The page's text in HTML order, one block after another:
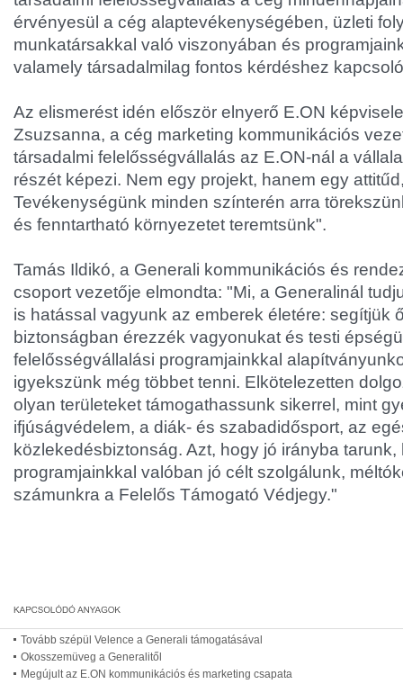
érvényesül a cég alaptevékenységében, üzleti
munkatársakkal való viszonyában és
valamely társadalmilag fontos kérdéshez
Az elismerést idén először elnyerő E.ON
Zsuzsanna, a cég marketing kommunikációs
társadalmi felelősségvállalás az E.ON-nál a
részét képezi. Nem egy projekt, hanem egy
Tevékenységünk minden színterén arra
és fenntartható környezetet teremtsünk".
Tamás Ildikó, a Generali kommunikációs és
csoport vezetője elmondta: "Mi, a Generalinál
is hatással vagyunk az emberek életére: segítjük
biztonságban érezzék vagyonukat és testi
felelősségvállalási programjainkkal
igyekszünk még többet tenni. Elkötelezetten
olyan területeket támogathassunk sikerrel, mint
ifjúságvédelem, a diák- és szabadidősport, az
közlekedésbiztonság. Azt, hogy jó irányba
programjainkkal valóban jó célt szolgálunk,
számunkra a Felelős Támogató Védjegy."
Tovább szépül Velence a Generali támogatásával
Okosszemüveg a Generalitől
Megújult az E.ON kommunikációs és marketing csapata